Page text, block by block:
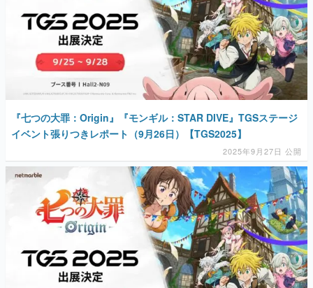
『七つの大罪：Origin』『モンギル：STAR DIVE』TGSステージ
イベント張りつきレポート（9月26日）【TGS2025】
2025年9月27日 公開